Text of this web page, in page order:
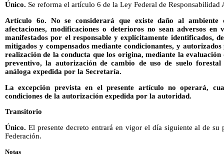
Único. Se reforma el artículo 6 de la Ley Federal de
Artículo 6o. No se considerará que existe daño al ambiente
afectaciones, modificaciones o deterioros no sean adversos en
manifestados por el responsable y explícitamente identificados,
mitigados y compensados mediante condicionantes, y
realización de la conducta que los origina, mediante la
preventivo, la autorización de cambio de uso de suelo
análoga expedida por la Secretaría.
La excepción prevista en el presente artículo no operará,
condiciones de la autorización expedida por la autoridad.
Transitorio
Único. El presente decreto entrará en vigor el día siguiente al de
Federación.
Notas